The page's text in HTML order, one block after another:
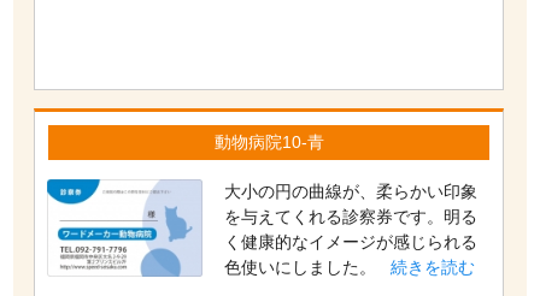
動物病院10-青
大小の円の曲線が、柔らかい印象
を与えてくれる診察券です。明る
く健康的なイメージが感じられる
色使いにしました。続きを読む